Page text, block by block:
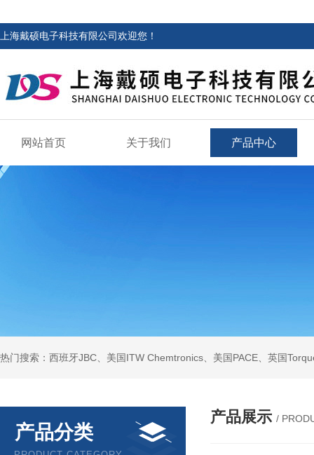
上海戴硕电子科技有限公司欢迎您！
网站首页 关于我们 产品中心
产品分类
产品展示 /